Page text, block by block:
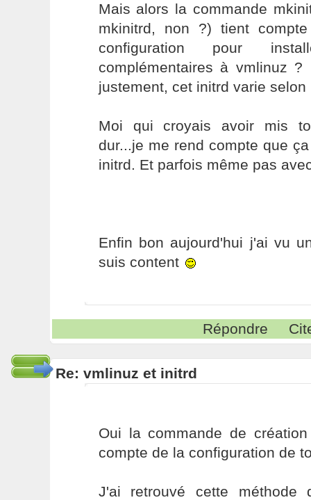
Mais alors la commande
mkinitrd, non ?) tient
configuration pour
complémentaires à vmlinuz
justement, cet initrd varie selon
Moi qui croyais avoir mis
dur...je me rend compte que
initrd. Et parfois même pas
Enfin bon aujourd'hui j'ai vu
suis content
Répondre
Re: vmlinuz et initrd
Oui la commande de
compte de la configuration de
J'ai retrouvé cette méthode